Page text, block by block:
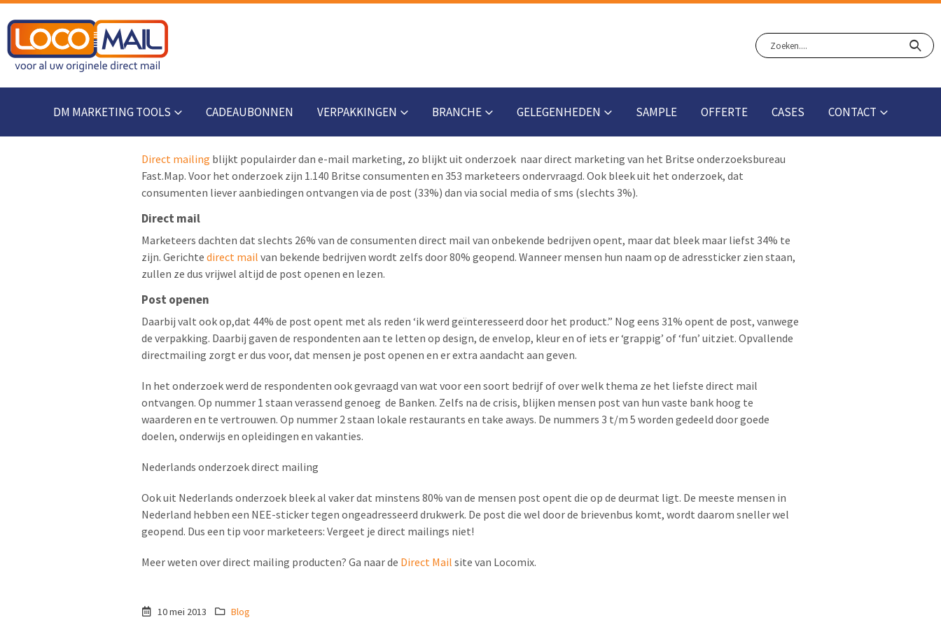
DM MARKETING TOOLS CADEAUBONNEN VERPAKKINGEN BRANCHE GELEGENHEDEN SAMPLE OFFERTE CASES CONTACT
Direct mailing blijkt populairder dan e-mail marketing, zo blijkt uit onderzoek naar direct marketing van het Britse onderzoeksbureau
Fast.Map. Voor het onderzoek zijn 1.140 Britse consumenten en 353 marketeers ondervraagd. Ook bleek uit het onderzoek, dat
consumenten liever aanbiedingen ontvangen via de post (33%) dan via social media of sms (slechts 3%).
Direct mail
Marketeers dachten dat slechts 26% van de consumenten direct mail van onbekende bedrijven opent, maar dat bleek maar liefst 34% te
zijn. Gerichte direct mail van bekende bedrijven wordt zelfs door 80% geopend. Wanneer mensen hun naam op de adressticker zien staan,
zullen ze dus vrijwel altijd de post openen en lezen.
Post openen
Daarbij valt ook op,dat 44% de post opent met als reden ‘ik werd geïnteresseerd door het product.” Nog eens 31% opent de post, vanwege
de verpakking. Daarbij gaven de respondenten aan te letten op design, de envelop, kleur en of iets er ‘grappig’ of ‘fun’ uitziet. Opvallende
directmailing zorgt er dus voor, dat mensen je post openen en er extra aandacht aan geven.
In het onderzoek werd de respondenten ook gevraagd van wat voor een soort bedrijf of over welk thema ze het liefste direct mail
ontvangen. Op nummer 1 staan verassend genoeg de Banken. Zelfs na de crisis, blijken mensen post van hun vaste bank hoog te
waarderen en te vertrouwen. Op nummer 2 staan lokale restaurants en take aways. De nummers 3 t/m 5 worden gedeeld door goede
doelen, onderwijs en opleidingen en vakanties.
Nederlands onderzoek direct mailing
Ook uit Nederlands onderzoek bleek al vaker dat minstens 80% van de mensen post opent die op de deurmat ligt. De meeste mensen in
Nederland hebben een NEE-sticker tegen ongeadresseerd drukwerk. De post die wel door de brievenbus komt, wordt daarom sneller wel
geopend. Dus een tip voor marketeers: Vergeet je direct mailings niet!
Meer weten over direct mailing producten? Ga naar de Direct Mail site van Locomix.
10 mei 2013 Blog